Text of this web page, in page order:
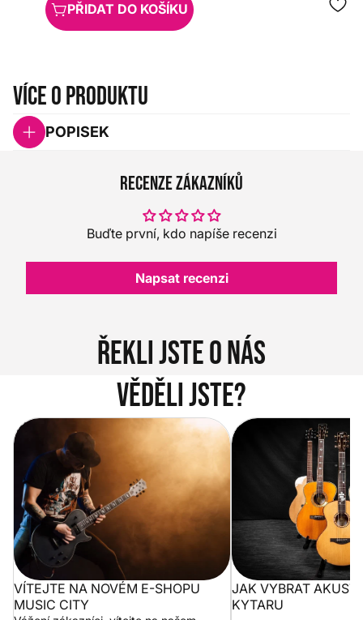
PŘIDAT DO KOŠÍKU
Více o produktu
POPISEK
Recenze zákazníků
Buďte první, kdo napíše recenzi
Napsat recenzi
Řekli jste o nás
Věděli jste?
Vítejte na novém e-shopu Music
City
VÍTEJTE NA NOVÉM E-SHOPU
MUSIC CITY
Jak vybrat
JAK VYBRAT
KYTARU